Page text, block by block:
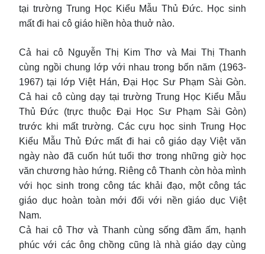
tại trường Trung Học Kiểu Mẫu Thủ Đức. Học sinh
mất đi hai cô giáo hiền hòa thuở nào.
Cả hai cô Nguyễn Thị Kim Thơ và Mai Thị Thanh
cùng ngồi chung lớp với nhau trong bốn năm (1963-
1967) tại lớp Việt Hán, Đại Học Sư Phạm Sài Gòn.
Cả hai cô cùng dạy tại trường Trung Học Kiểu Mẫu
Thủ Đức (trực thuộc Đại Học Sư Phạm Sài Gòn)
trước khi mất trường. Các cựu học sinh Trung Học
Kiểu Mẫu Thủ Đức mất đi hai cô giáo dạy Việt văn
ngày nào đã cuốn hút tuổi thơ trong những giờ học
văn chương hào hứng. Riêng cô Thanh còn hòa mình
với học sinh trong công tác khải đạo, một công tác
giáo dục hoàn toàn mới đối với nền giáo dục Việt
Nam.
Cả hai cô Thơ và Thanh cùng sống đầm ấm, hạnh
phúc với các ông chồng cũng là nhà giáo dạy cùng